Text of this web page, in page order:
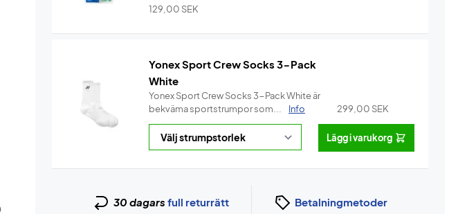
Info
129,00 SEK
Yonex Sport Crew Socks 3-Pack
White
Yonex Sport Crew Socks 3-Pack White är
bekväma sportstrumpor som...
Info 299,00 SEK
Lägg i varukorg
30 dagars full returrätt Betalningmetoder